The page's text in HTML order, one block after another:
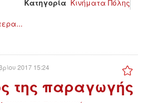
ΕΡΓΑΤΙΚΌ ΚΊΝΗΜΑ
ΕΙΔΉΣΕΙΣ
ΑΝΑΚΟΙΝΏΣΕΙΣ
Κατηγορία Κινήματα Πόλης
2017 15:24
της παραγωγής